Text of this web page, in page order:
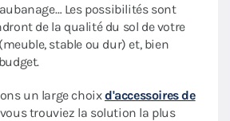
Les possibilités sont
de la qualité du sol de votre
stable ou dur) et, bien
un large choixd'accessoires de
trouviez la solution la plus